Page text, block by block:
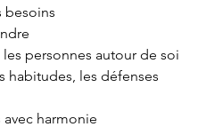
besoins
personnes autour de soi
habitudes, les défenses
harmonie